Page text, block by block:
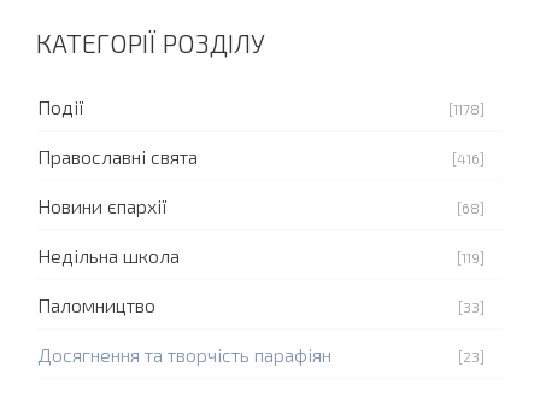
КАТЕГОРІЇ РОЗДІЛУ
Події [1178]
Православні свята [416]
Новини єпархії [68]
Недільна школа [119]
Паломництво [33]
Досягнення та творчість парафіян [23]